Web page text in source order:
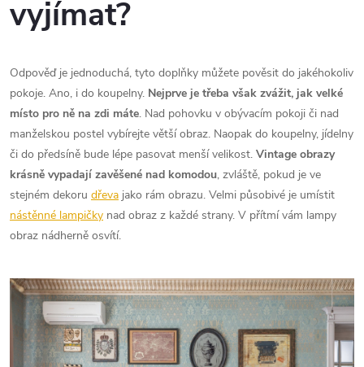
vyjímat?
Odpověď je jednoduchá, tyto doplňky můžete pověsit do jakéhokoliv
pokoje. Ano, i do koupelny. Nejprve je třeba však zvážit, jak velké
místo pro ně na zdi máte. Nad pohovku v obývacím pokoji či nad
manželskou postel vybírejte větší obraz. Naopak do koupelny, jídelny
či do předsíně bude lépe pasovat menší velikost. Vintage obrazy
krásně vypadají zavěšené nad komodou, zvláště, pokud je ve
stejném dekoru dřeva jako rám obrazu. Velmi působivé je umístit
nástěnné lampičky nad obraz z každé strany. V přítmí vám lampy
obraz nádherně osvítí.